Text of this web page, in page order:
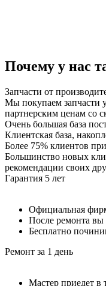
Почему у нас
Запчасти от
Мы покупаем запчасти
партнерским ценам со
Очень большая база
Клиентская база,
Более 75% клиентов
Большинство новых
рекомендации своих
Гарантия 5 лет
Официальная
После ремонта вы
Бесплатно
Ремонт за 1 день
Мастер приедет в